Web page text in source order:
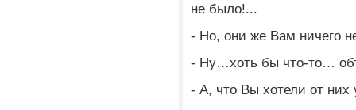
не было!...
- Но, они же Вам ничего
- Ну…хоть бы что-то…
- А, что Вы хотели от